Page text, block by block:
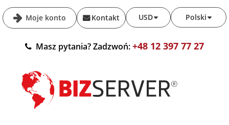
Moje konto Polski
USD
Kontakt
Masz pytania? Zadzwoń:+48 12 397 77 27